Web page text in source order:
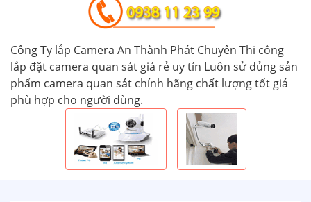
Công Ty lắp Camera An Thành Phát Chuyên Thi công
lắp đặt camera quan sát giá rẻ uy tín Luôn sử dủng sản
phẩm camera quan sát chính hãng chất lượng tốt giá
phù hợp cho người dùng.